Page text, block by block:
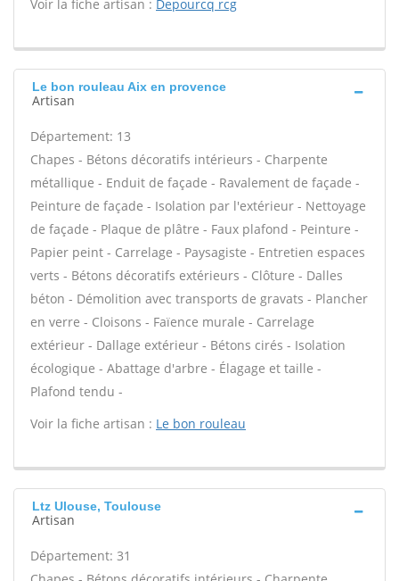
Voir la fiche artisan : Depourcq rcg
Le bon rouleau Aix en provence
Artisan
Département: 13
Chapes - Bétons décoratifs intérieurs - Charpente
métallique - Enduit de façade - Ravalement de façade -
Peinture de façade - Isolation par l'extérieur - Nettoyage
de façade - Plaque de plâtre - Faux plafond - Peinture -
Papier peint - Carrelage - Paysagiste - Entretien espaces
verts - Bétons décoratifs extérieurs - Clôture - Dalles
béton - Démolition avec transports de gravats - Plancher
en verre - Cloisons - Faïence murale - Carrelage
extérieur - Dallage extérieur - Bétons cirés - Isolation
écologique - Abattage d'arbre - Élagage et taille -
Plafond tendu -
Voir la fiche artisan : Le bon rouleau
Ltz Ulouse, Toulouse
Artisan
Département: 31